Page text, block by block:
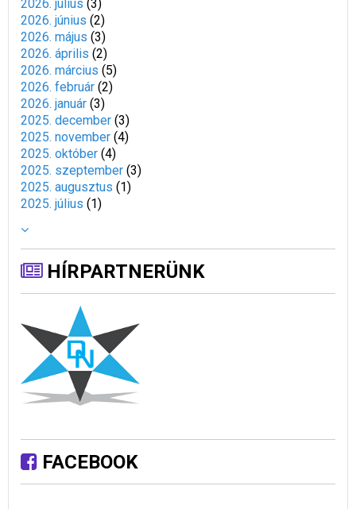
2026. július (3)
2026. június (2)
2026. május (3)
2026. április (2)
2026. március (5)
2026. február (2)
2026. január (3)
2025. december (3)
2025. november (4)
2025. október (4)
2025. szeptember (3)
2025. augusztus (1)
2025. július (1)
HÍRPARTNERÜNK
FACEBOOK